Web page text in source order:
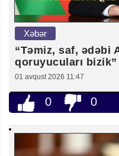
Xəbər
“Təmiz, saf, ədəbi
qoruyucuları bizik”
01 avqust 2026 11:47
0 0